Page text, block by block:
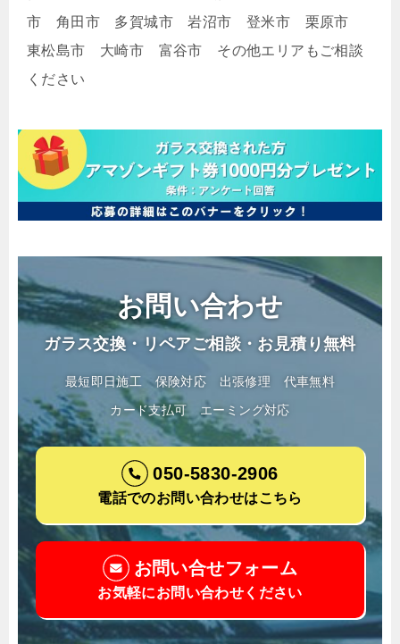
市 角田市 多賀城市 岩沼市 登米市 栗原市
東松島市 大崎市 富谷市 その他エリアもご相談
ください
お問い合わせ
ガラス交換・リペアご相談・お見積り無料
最短即日施工 保険対応 出張修理
代車無料
カード支払可
エーミング対応
050-5830-2906
電話でのお問い合わせはこちら
お問い合せフォーム
お気軽にお問い合わせください